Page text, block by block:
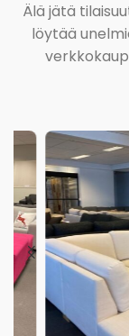
Älä jätä
löytää